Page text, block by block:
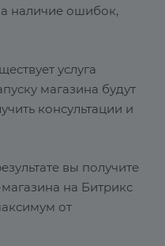
наличие ошибок,
услуга
магазина будут
консультации и
вы получите
на Битрикс
от